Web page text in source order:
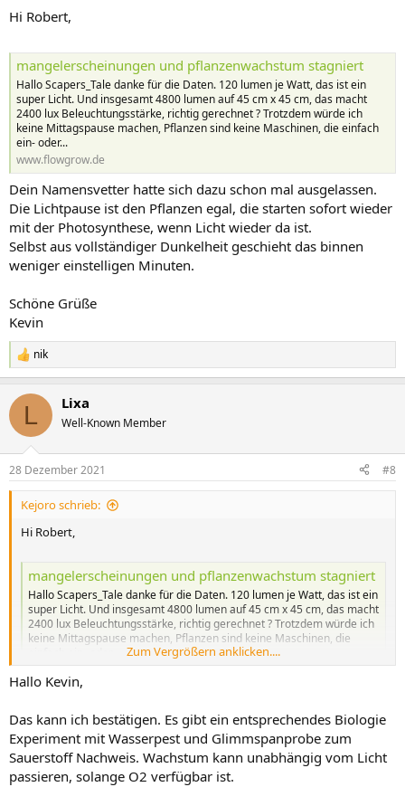
Hi Robert,
mangelerscheinungen und pflanzenwachstum stagniert
Hallo Scapers_Tale danke für die Daten. 120 lumen je Watt, das ist ein
super Licht. Und insgesamt 4800 lumen auf 45 cm x 45 cm, das macht
2400 lux Beleuchtungsstärke, richtig gerechnet ? Trotzdem würde ich
keine Mittagspause machen, Pflanzen sind keine Maschinen, die einfach
ein- oder...
www.flowgrow.de
Dein Namensvetter hatte sich dazu schon mal ausgelassen.
Die Lichtpause ist den Pflanzen egal, die starten sofort wieder
mit der Photosynthese, wenn Licht wieder da ist.
Selbst aus vollständiger Dunkelheit geschieht das binnen
weniger einstelligen Minuten.
Schöne Grüße
Kevin
R
e
k
i
e
n
nik
L Lixa
Well-Known Member
28 Dezember 2021 #8
Kejoro schrieb:
Hi Robert,
mangelerscheinungen und pflanzenwachstum stagniert
Hallo Scapers_Tale danke für die Daten. 120 lumen je Watt, das ist ein
super Licht. Und insgesamt 4800 lumen auf 45 cm x 45 cm, das macht
2400 lux Beleuchtungsstärke, richtig gerechnet ? Trotzdem würde ich
keine Mittagspause machen, Pflanzen sind keine Maschinen, die
www.flowgrow.de
Lichtpause ist den Pflanzen egal, die starten sofort wieder mit der
Photosynthese, wenn Licht wieder da ist.
Selbst aus vollständiger Dunkelheit geschieht das binnen weniger
einstelligen Minuten.
Zum Vergrößern anklicken....
Hallo Kevin,
Das kann ich bestätigen. Es gibt ein entsprechendes Biologie
Experiment mit Wasserpest und Glimmspanprobe zum
Sauerstoff Nachweis. Wachstum kann unabhängig vom Licht
passieren, solange O2 verfügbar ist.